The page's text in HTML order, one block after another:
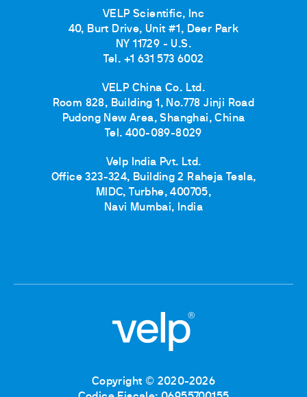
VELP Scientific, Inc
40, Burt Drive, Unit #1, Deer Park
NY 11729 - U.S.
Tel. +1 631 573 6002
VELP China Co. Ltd.
Room 828, Building 1, No.778 Jinji Road
Pudong New Area, Shanghai, China
Tel. 400-089-8029
Velp India Pvt. Ltd.
Office 323-324, Building 2 Raheja Tesla,
MIDC, Turbhe, 400705,
Navi Mumbai, India
Copyright © 2020-2026